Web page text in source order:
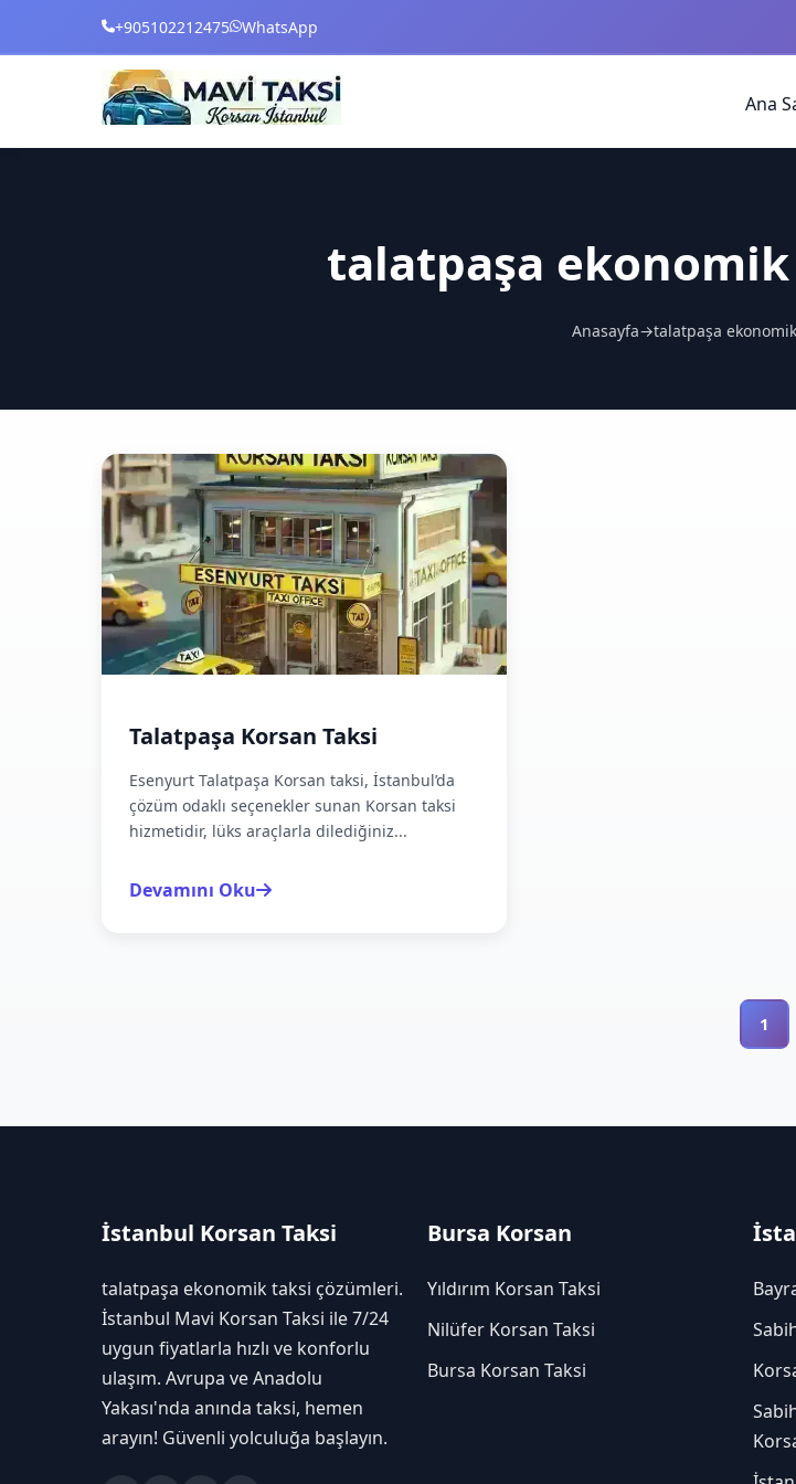
+905102212475 WhatsApp
Ana
talatpaşa
Anasayfa→talatpaşa
Talatpaşa Korsan Taksi
Esenyurt Talatpaşa Korsan taksi, İstanbul’da
çözüm odaklı seçenekler sunan Korsan taksi
hizmetidir, lüks araçlarla dilediğiniz...
Devamını Oku
1
İstanbul Korsan Taksi
talatpaşa ekonomik taksi çözümleri.
İstanbul Mavi Korsan Taksi ile 7/24
uygun fiyatlarla hızlı ve konforlu
ulaşım. Avrupa ve Anadolu
Yakası'nda anında taksi, hemen
arayın! Güvenli yolculuğa başlayın.
Bursa Korsan
Yıldırım Korsan Taksi
Nilüfer Korsan Taksi
Bursa Korsan Taksi